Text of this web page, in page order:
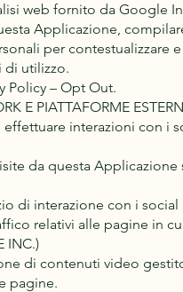
web fornito da Google
Applicazione,
per
di utilizzo.
Policy – Opt Out.
E PIATTAFORME
interazioni con i
da questa
di interazione con i
relativi alle pagine in
INC.)
di contenuti video
pagine.